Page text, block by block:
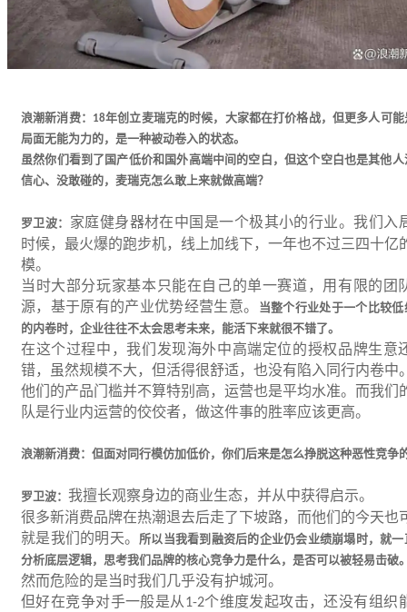
浪潮新消费： 18年创立麦瑞克的时候，大家都在打价格战，但更多人可能
局面无能为力的，是一种被动卷入的状态。
虽然你们看到了国产低价和国外高端中间的空白，但这个空白也是其他人
信心、没敢碰的，麦瑞克怎么敢上来就做高端？
罗卫波： 家庭健身器材在中国是一个极其小的行业。我们入
时候，最火爆的跑步机，线上加线下，一年也不过三四十亿
模。
当时大部分玩家基本只能在自己的单一赛道，用有限的团
源，基于原有的产业优势经营生意。
当整个行业处于一个比较低
的内卷时，企业往往不太会思考未来，能活下来就很不错了。
在这个过程中，我们发现海外中高端定位的授权品牌生意
错，虽然规模不大，但活得很舒适，也没有陷入同行内卷中
他们的产品门槛并不算特别高，运营也是平均水准。而我们
队是行业内运营的佼佼者，做这件事的胜率应该更高。
浪潮新消费：但面对同行模仿加低价，你们后来是怎么挣脱这种恶性竞争
罗卫波： 我擅长观察身边的商业生态，并从中获得启示。
很多新消费品牌在热潮退去后走了下坡路，而他们的今天也
就是我们的明天。
所以当我看到融资后的企业仍会业绩崩塌时，就一
分析底层逻辑，思考我们品牌的核心竞争力是什么，是否可以被轻易击破
然而危险的是当时我们几乎没有护城河。
但好在竞争对手一般是从 1-2个维度发起攻击，还没有组织